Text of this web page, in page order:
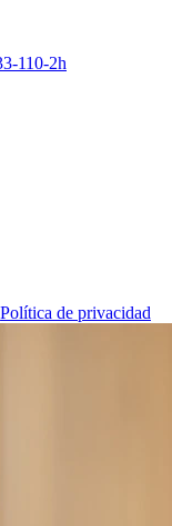
110-2h
Política de privacidad